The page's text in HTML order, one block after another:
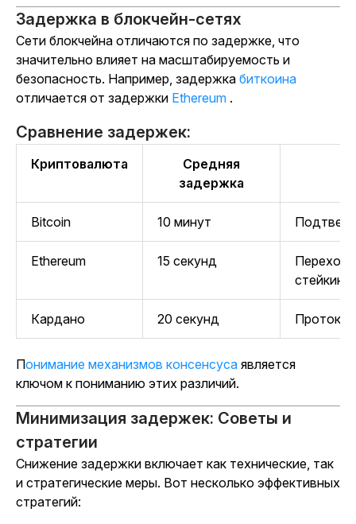
Задержка в блокчейн-сетях
Сети блокчейна отличаются по задержке, что
значительно влияет на масштабируемость и
безопасность. Например, задержка биткоина
отличается от задержки Ethereum .
Сравнение задержек:
Криптовалюта
Средняя
задержка
Bitcoin 10 минут
Ethereum 15 секунд
Переход
стейкинга
Кардано 20 секунд
Понимание механизмов консенсуса является
ключом к пониманию этих различий.
Минимизация задержек: Советы и
стратегии
Снижение задержки включает как технические, так
и стратегические меры. Вот несколько эффективных
стратегий: